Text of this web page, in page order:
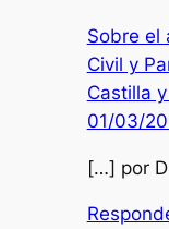
Sobre el
Civil y
Castilla
01/03/
[…] por